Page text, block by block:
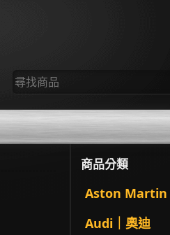
尋
找：
商品分類
Aston Martin
Audi｜奧迪